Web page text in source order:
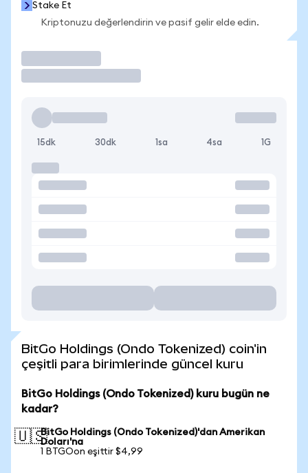
Stake Et
Kriptonuzu değerlendirin ve pasif gelir elde edin.
15dk 30dk 1sa 4sa 1G
BitGo Holdings (Ondo Tokenized) coin'in
çeşitli para birimlerinde güncel kuru
BitGo Holdings (Ondo Tokenized) kuru bugün ne
kadar?
🇺🇸BitGo Holdings (Ondo Tokenized)'dan Amerikan
Doları'na
1 BTGOon eşittir $4,99